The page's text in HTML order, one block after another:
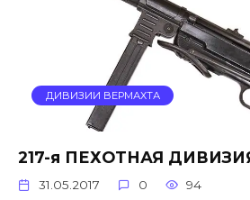
ДИВИЗИИ ВЕРМАХТА
217-я ПЕХОТНАЯ
31.05.2017 0 94